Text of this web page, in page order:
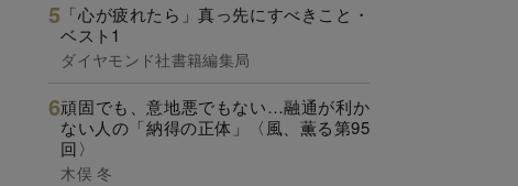
「心が疲れたら」真っ先にすべきこと・
ベスト1
ダイヤモンド社書籍編集局
頑固でも、意地悪でもない…融通が利か
ない人の「納得の正体」〈風、薫る第95
回〉
木俣 冬